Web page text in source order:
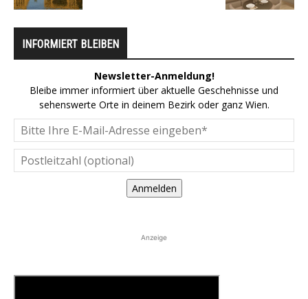
INFORMIERT BLEIBEN
Newsletter-Anmeldung!
Bleibe immer informiert über aktuelle Geschehnisse und
sehenswerte Orte in deinem Bezirk oder ganz Wien.
Anmelden
Anzeige